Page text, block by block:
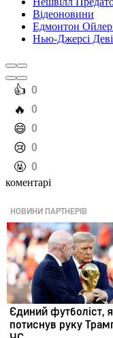
Відеоновини
Едмонтон
Нью-Джерсі
️👍 0
️🔥 0
️😄 0
️😢 0
️🤬 0
коментарі